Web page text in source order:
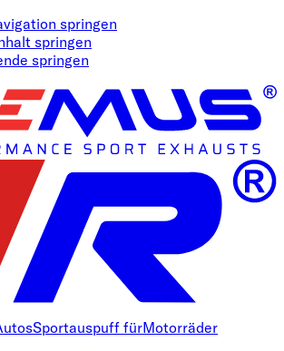
springen
springen
springen
Sportauspuff fürMotorräder